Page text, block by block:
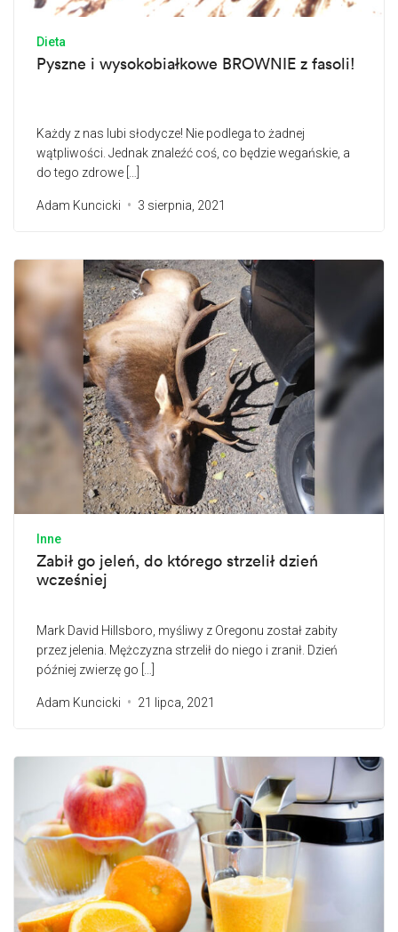
Dieta
Pyszne i wysokobiałkowe BROWNIE z fasoli!
Każdy z nas lubi słodycze! Nie podlega to żadnej
wątpliwości. Jednak znaleźć coś, co będzie wegańskie, a
do tego zdrowe […]
Adam Kuncicki 3 sierpnia, 2021
Inne
Zabił go jeleń, do którego strzelił dzień
wcześniej
Mark David Hillsboro, myśliwy z Oregonu został zabity
przez jelenia. Mężczyzna strzelił do niego i zranił. Dzień
później zwierzę go […]
Adam Kuncicki 21 lipca, 2021